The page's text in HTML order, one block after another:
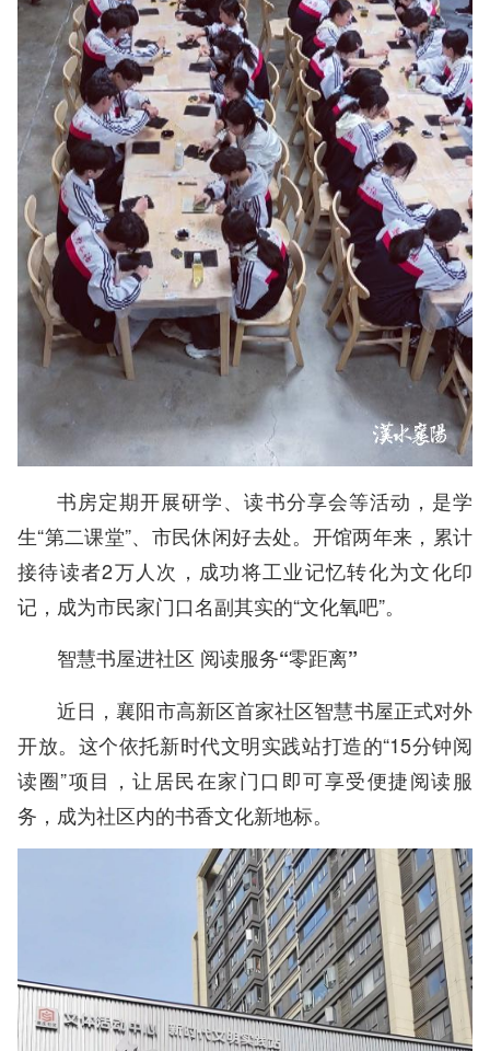
书房定期开展研学、读书分享会等活动，是学
生“第二课堂”、市民休闲好去处。开馆两年来，累计
接待读者2万人次，成功将工业记忆转化为文化印
记，成为市民家门口名副其实的“文化氧吧”。
智慧书屋进社区 阅读服务“零距离”
近日，襄阳市高新区首家社区智慧书屋正式对外
开放。这个依托新时代文明实践站打造的“15分钟阅
读圈”项目，让居民在家门口即可享受便捷阅读服
务，成为社区内的书香文化新地标。